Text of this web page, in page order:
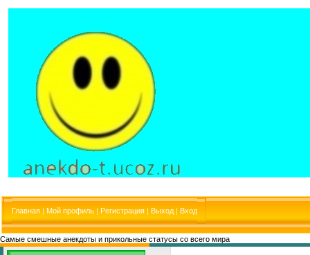
Главная | Мой профиль | Регистрация | Выход | Вход
Самые смешные анекдоты и прикольные статусы со всего мира